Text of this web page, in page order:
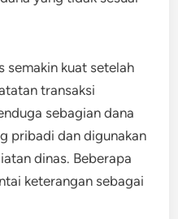
semakin kuat setelah
transaksi
sebagian dana
pribadi dan digunakan
dinas. Beberapa
keterangan sebagai